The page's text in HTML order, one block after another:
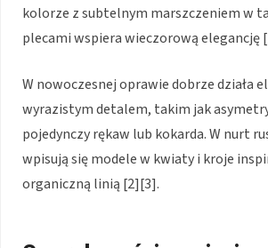
kolorze z subtelnym marszczeniem w
plecami wspiera wieczorową elegancję
W nowoczesnej oprawie dobrze działa
wyrazistym detalem, takim jak
pojedynczy rękaw lub kokarda. W nurt
wpisują się modele w kwiaty i kroje
organiczną linią [2][3].